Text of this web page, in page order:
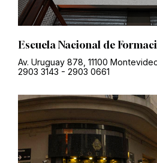
Escuela Nacional de
Av. Uruguay 878, 11100
2903 3143 - 2903 0661